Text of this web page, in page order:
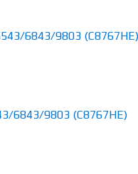
6843/9803 (C8767HE)